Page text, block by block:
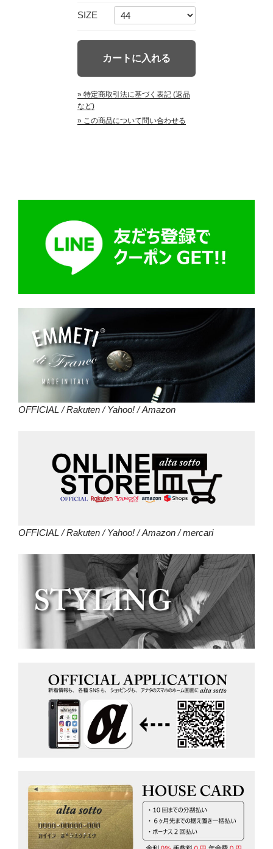
SIZE
» 特定商取引法に基づく表記 (返品
など)
» この商品について問い合わせる
OFFICIAL /Rakuten/Yahoo! /Amazon
OFFICIAL /Rakuten/Yahoo!/Amazon/mercari